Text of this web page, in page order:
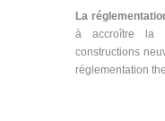
La
à accroître la
constructions
réglementation